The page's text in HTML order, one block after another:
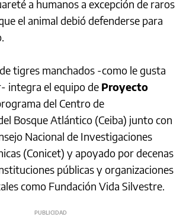
a humanos a excepción de raros
el animal debió defenderse para
tigres manchados -como le gusta
integra el equipo de Proyecto
del Centro de
Bosque Atlántico (Ceiba) junto con
Nacional de Investigaciones
(Conicet) y apoyado por decenas
públicas y organizaciones
como Fundación Vida Silvestre.